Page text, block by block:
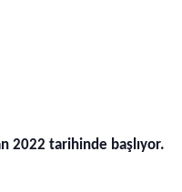
2022 tarihinde başlıyor.